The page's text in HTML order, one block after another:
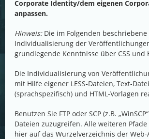
Corporate Identity/dem eigenen
anpassen.
Hinweis:Die im Folgenden beschriebene
Individualisierung der
grundlegende Kenntnisse über CSS und
Die Individualisierung von
mit Hilfe eigener LESS-Dateien, Text-
(sprachspezifisch) und HTML-Vorlagen
Benutzen Sie FTP oder SCP (z.B.
Dateien zuzugreifen. Alle weiteren
hier auf das Wurzelverzeichnis der Web-